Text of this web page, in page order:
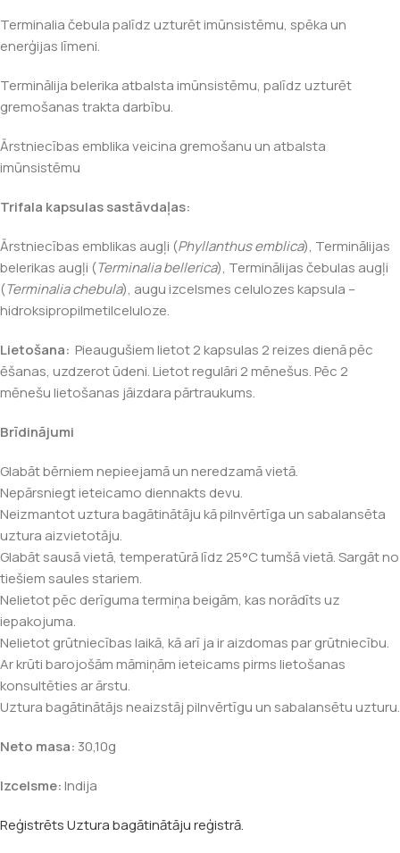
Terminalia čebula palīdz uzturēt imūnsistēmu, spēka un
enerģijas līmeni.
Terminālija belerika atbalsta imūnsistēmu, palīdz uzturēt
gremošanas trakta darbību.
Ārstniecības emblika veicina gremošanu un atbalsta
imūnsistēmu
Trifala kapsulas sastāvdaļas:
Ārstniecības emblikas augļi (Phyllanthus emblica), Terminālijas
belerikas augļi (Terminalia bellerica), Terminālijas čebulas augļi
(Terminalia chebula), augu izcelsmes celulozes kapsula –
hidroksipropilmetilceluloze.
Lietošana: Pieaugušiem lietot 2 kapsulas 2 reizes dienā pēc
ēšanas, uzdzerot ūdeni. Lietot regulāri 2 mēnešus. Pēc 2
mēnešu lietošanas jāizdara pārtraukums.
Brīdinājumi
Glabāt bērniem nepieejamā un neredzamā vietā.
Nepārsniegt ieteicamo diennakts devu.
Neizmantot uztura bagātinātāju kā pilnvērtīga un sabalansēta
uztura aizvietotāju.
Glabāt sausā vietā, temperatūrā līdz 25°C tumšā vietā. Sargāt no
tiešiem saules stariem.
Nelietot pēc derīguma termiņa beigām, kas norādīts uz
iepakojuma.
Nelietot grūtniecības laikā, kā arī ja ir aizdomas par grūtniecību.
Ar krūti barojošām māmiņām ieteicams pirms lietošanas
konsultēties ar ārstu.
Uztura bagātinātājs neaizstāj pilnvērtīgu un sabalansētu uzturu.
Neto masa: 30,10g
Izcelsme:Indija
Reģistrēts Uztura bagātinātāju reģistrā.